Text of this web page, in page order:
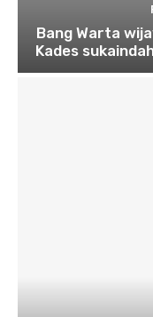
Bang Warta
Kades